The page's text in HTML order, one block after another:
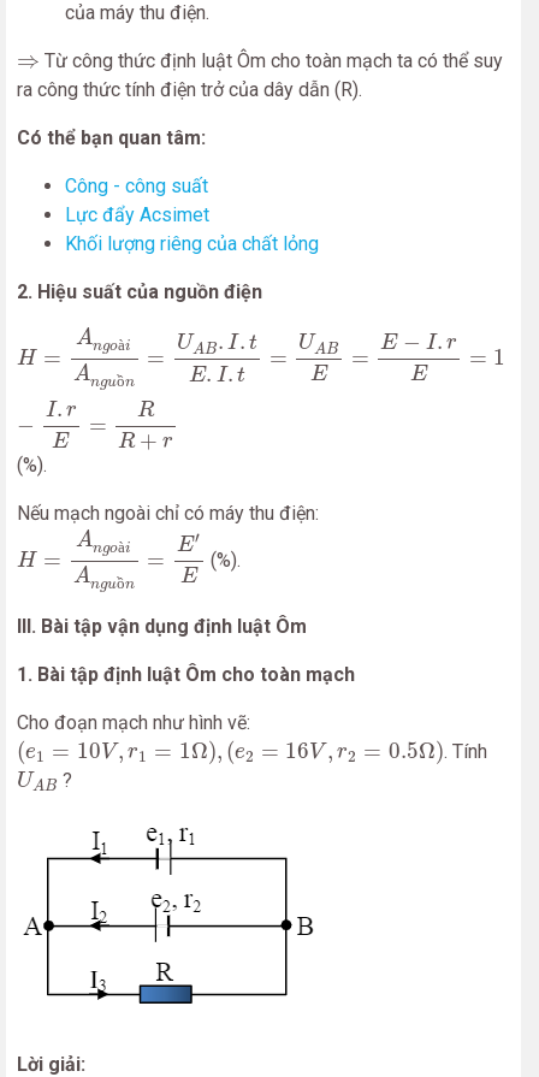
của máy thu điện.
⇒
⇒ Từ công thức định luật Ôm cho toàn mạch ta có thể suy
ra công thức tính điện trở của dây dẫn (R).
Có thể bạn quan tâm:
Công - công suất
Lực đẩy Acsimet
Khối lượng riêng của chất lỏng
2. Hiệu suất của nguồn điện
H =
Angoài
Anguồn
=
UAB. I. t
E. I. t
=
UAB
E
=
E − I. r
E
= 1
−
I. r
E
=
R
R + r
go ồn= AB t= =E rE
(%).
Nếu mạch ngoài chỉ có máy thu điện:
H =
Angoài
Anguồn
=
E′
E
H=Ango àiAng uồn= E′E
(%).
III. Bài tập vận dụng định luật Ôm
1. Bài tập định luật Ôm cho toàn mạch
Cho đoạn mạch như hình vẽ:
(e1 = 10V, r1 = 1Ω), (e2 = 16V, r2 = 0.5Ω)
( 10 V,r1 ( e2= 16 2=0.5 . Tính
UAB
UA ?
Lời giải: